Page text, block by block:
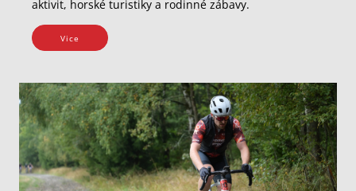
aktivit, horské turistiky a rodinné zábavy.
Vice